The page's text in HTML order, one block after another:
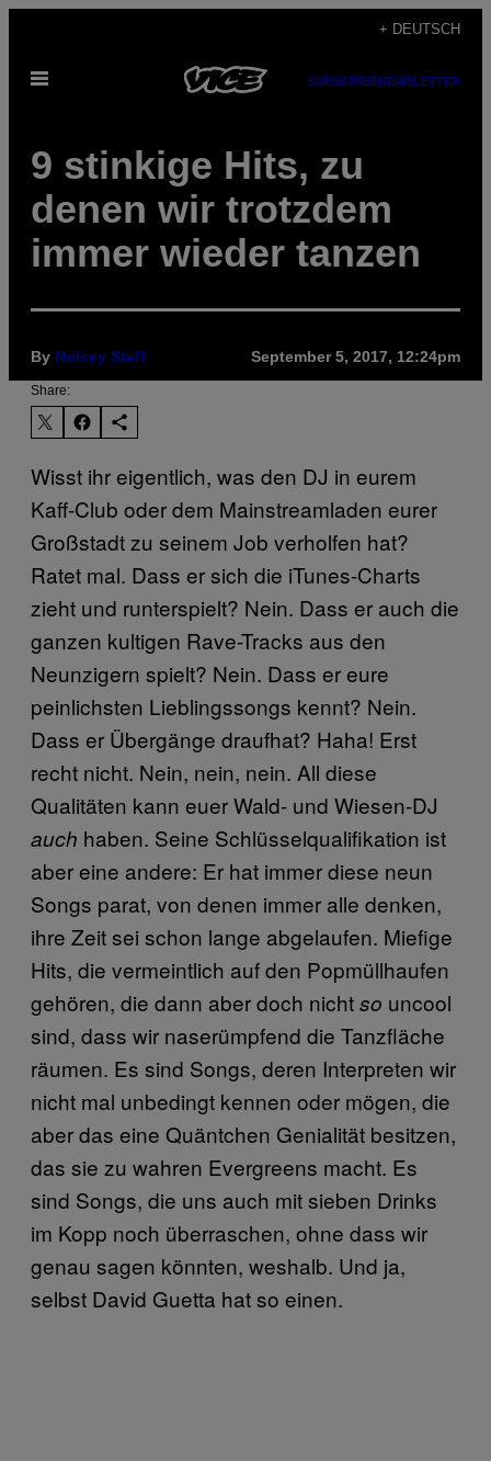
content
+ DEUTSCH
Open
SUBSCRIBENEWSLETTER
9 stinkige Hits, zu
denen wir trotzdem
immer wieder tanzen
By Noisey Staff September 5, 2017, 12:24pm
Share:
Wisst ihr eigentlich, was den DJ in eurem
Kaff-Club oder dem Mainstreamladen eurer
Großstadt zu seinem Job verholfen hat?
Ratet mal. Dass er sich die iTunes-Charts
zieht und runterspielt? Nein. Dass er auch die
ganzen kultigen Rave-Tracks aus den
Neunzigern spielt? Nein. Dass er eure
peinlichsten Lieblingssongs kennt? Nein.
Dass er Übergänge draufhat? Haha! Erst
recht nicht. Nein, nein, nein. All diese
Qualitäten kann euer Wald- und Wiesen-DJ
auch haben. Seine Schlüsselqualifikation ist
aber eine andere: Er hat immer diese neun
Songs parat, von denen immer alle denken,
ihre Zeit sei schon lange abgelaufen. Miefige
Hits, die vermeintlich auf den Popmüllhaufen
gehören, die dann aber doch nichtso uncool
sind, dass wir naserümpfend die Tanzfläche
räumen. Es sind Songs, deren Interpreten wir
nicht mal unbedingt kennen oder mögen, die
aber das eine Quäntchen Genialität besitzen,
das sie zu wahren Evergreens macht. Es
sind Songs, die uns auch mit sieben Drinks
im Kopp noch überraschen, ohne dass wir
genau sagen könnten, weshalb. Und ja,
selbst David Guetta hat so einen.